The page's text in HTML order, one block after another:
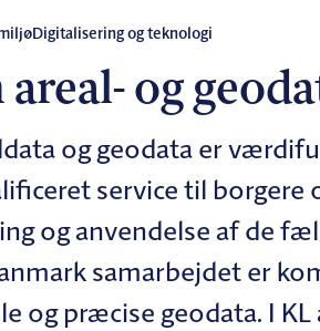
Digitalisering og teknologi
areal- og
og geodata er
service til borgere
og anvendelse af de
samarbejdet er
og præcise geodata.​ I